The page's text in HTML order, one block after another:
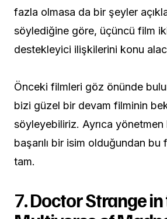
fazla olmasa da bir şeyler
söylediğine göre, üçüncü film
destekleyici ilişkilerini konu
Önceki filmleri göz önünde
bizi güzel bir devam filminin
söyleyebiliriz. Ayrıca
başarılı bir isim olduğundan bu
tam.
7.Doctor Strange in